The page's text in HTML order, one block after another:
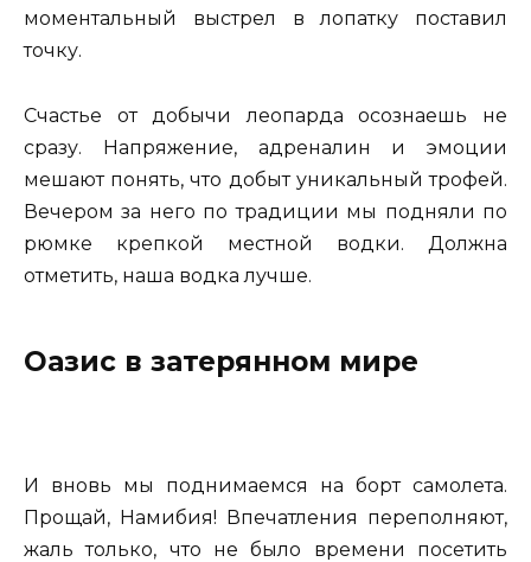
моментальный выстрел в лопатку поставил
точку.
Счастье от добычи леопарда осознаешь не
сразу. Напряжение, адреналин и эмоции
мешают понять, что добыт уникальный трофей.
Вечером за него по традиции мы подняли по
рюмке крепкой местной водки. Должна
отметить, наша водка лучше.
Оазис в затерянном мире
И вновь мы поднимаемся на борт самолета.
Прощай, Намибия! Впечатления переполняют,
жаль только, что не было времени посетить